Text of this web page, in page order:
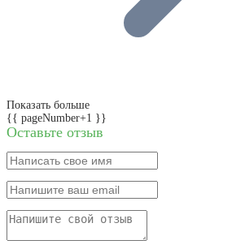
Показать больше
{{ pageNumber+1 }}
Оставьте отзыв